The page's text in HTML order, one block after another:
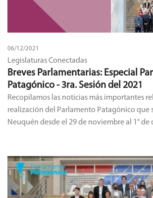
06/12/2021
Legislaturas Conectadas
Breves Parlamentarias: Especial
Patagónico - 3ra. Sesión del 2021
Recopilamos las noticias más importantes
realización del Parlamento Patagónico que
Neuquén desde el 29 de noviembre al 1° de